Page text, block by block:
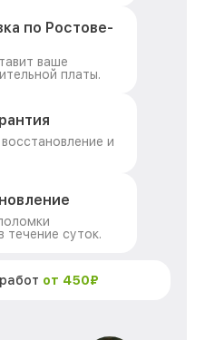
по Ростове-
ваше
платы.
и
течение суток.
от 450₽